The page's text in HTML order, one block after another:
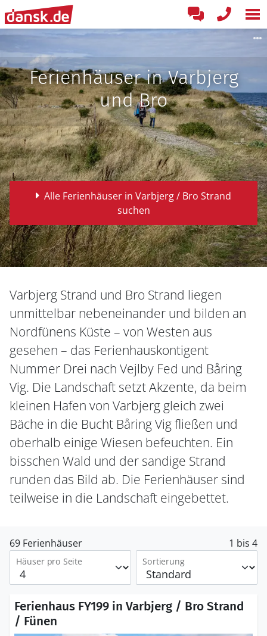
Ferienhäuser in Varbjerg
und Bro
Alle Ferienhäuser in Varbjerg / Bro Strand
suchen
Varbjerg Strand und Bro Strand liegen
unmittelbar nebeneinander und bilden an
Nordfünens Küste – von Westen aus
gesehen – das Ferienhauskontigent
Nummer Drei nach Vejlby Fed und Båring
Vig. Die Landschaft setzt Akzente, da beim
kleinen Hafen von Varbjerg gleich zwei
Bäche in die Bucht Båring Vig fließen und
oberhalb einige Wiesen befeuchten. Ein
bisschen Wald und der sandige Strand
runden das Bild ab. Die Ferienhäuser sind
teilweise in die Landschaft eingebettet.
69 Ferienhäuser 1 bis 4
Häuser pro Seite Sortierung
Ferienhaus FY199 in Varbjerg / Bro Strand
/ Fünen